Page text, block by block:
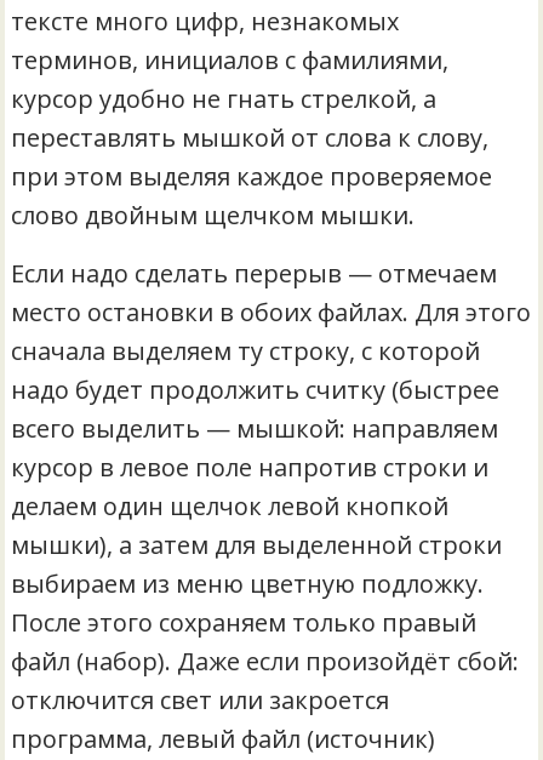
тексте много цифр, незнакомых
терминов, инициалов с фамилиями,
курсор удобно не гнать стрелкой, а
переставлять мышкой от слова к слову,
при этом выделяя каждое проверяемое
слово двойным щелчком мышки.
Если надо сделать перерыв — отмечаем
место остановки в обоих файлах. Для этого
сначала выделяем ту строку, с которой
надо будет продолжить считку (быстрее
всего выделить — мышкой: направляем
курсор в левое поле напротив строки и
делаем один щелчок левой кнопкой
мышки), а затем для выделенной строки
выбираем из меню цветную подложку.
После этого сохраняем только правый
файл (набор). Даже если произойдёт сбой:
отключится свет или закроется
программа, левый файл (источник)